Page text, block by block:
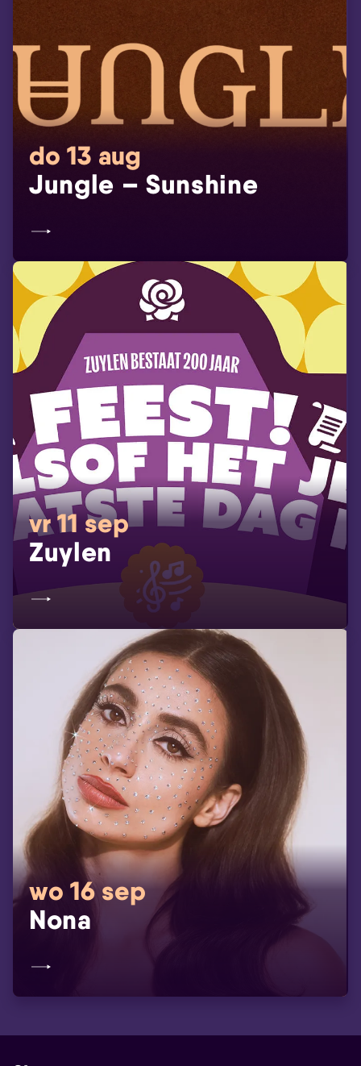
do 13 aug
Jungle – Sunshine
vr 11 sep
Zuylen
wo 16 sep
Nona